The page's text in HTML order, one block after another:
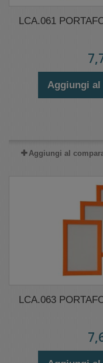
LCA.061
Aggiungi
Aggiungi al
LCA.063